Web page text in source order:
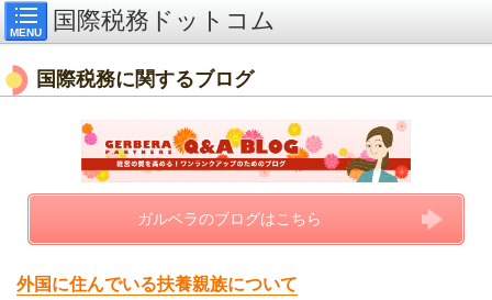
MENU 国際税務ドットコム
国際税務に関するブログ
ガルベラのブログはこちら
外国に住んでいる扶養親族について